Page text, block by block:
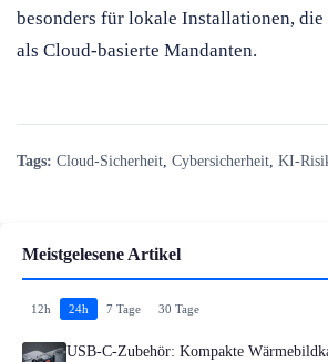
besonders für lokale Installationen,
als Cloud-basierte Mandanten.
Tags: Cloud-Sicherheit Cybersicherheit KI-
Meistgelesene Artikel
12h 24h 7 Tage 30 Tage
USB-C-Zubehör: Kompakte